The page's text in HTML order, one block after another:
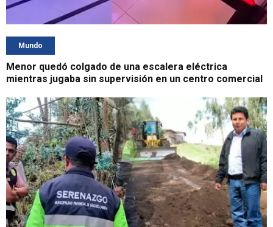
Mundo
Menor quedó colgado de una escalera eléctrica
mientras jugaba sin supervisión en un centro comercial